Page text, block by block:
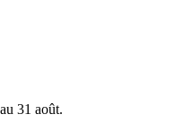
31 août.